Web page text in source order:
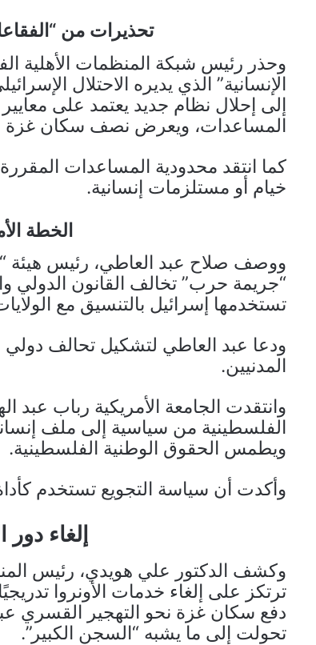
تحذيرات من
وحذر رئيس شبكة المنظمات الأهلية
الإنسانية” الذي يديره الاحتلال
إلى إحلال نظام جديد يعتمد على
المساعدات، ويعرض نصف سكان غزة
كما انتقد محدودية المساعدات
خيام أو مستلزمات إنسانية.
الخطة
ووصف صلاح عبد العاطي، رئيس هيئة
“جريمة حرب” تخالف القانون الدولي
تستخدمها إسرائيل بالتنسيق مع
ودعا عبد العاطي لتشكيل تحالف دولي
المدنيين.
وانتقدت الجامعة الأمريكية رباب عبد
الفلسطينية من سياسية إلى ملف
ويطمس الحقوق الوطنية الفلسطينية.
وأكدت أن سياسة التجويع تستخدم
إلغاء
ترتكز على إلغاء خدمات الأونروا
دفع سكان غزة نحو التهجير القسري
تحولت إلى ما يشبه “السجن الكبير”.